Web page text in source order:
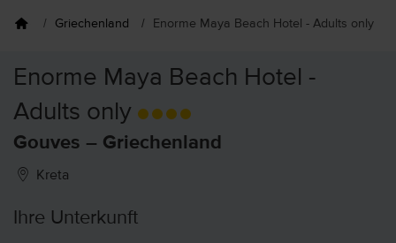
Griechenland Enorme Maya Beach Hotel - Adults only
Enorme Maya Beach Hotel -
Adults only
Gouves – Griechenland
Kreta
Ihre Unterkunft